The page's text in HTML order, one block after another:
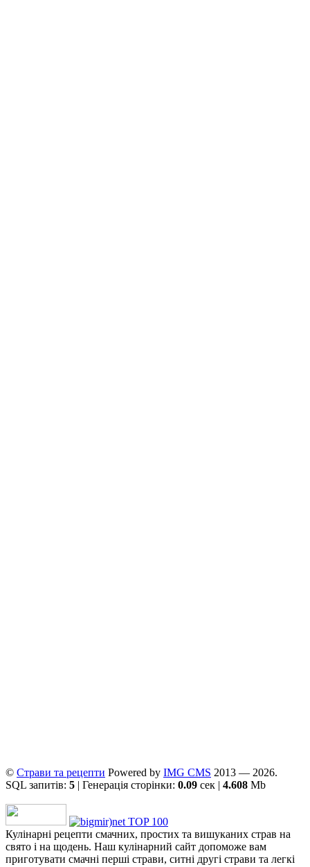
© Страви та рецепти Powered by ІMG CMS 2013 — 2026.
SQL запитів: 5 | Генерація сторінки: 0.09 сек | 4.608 Mb
Кулінарні рецепти смачних, простих та вишуканих страв на
свято і на щодень. Наш кулінарний сайт допоможе вам
приготувати смачні перші страви, ситні другі страви та легкі